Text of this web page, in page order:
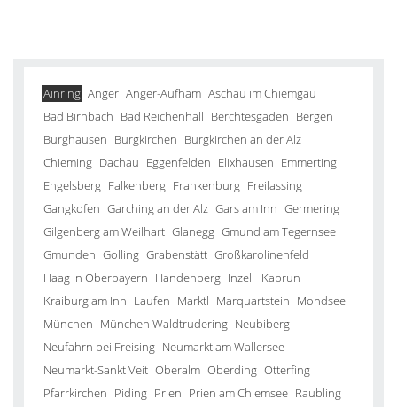
Ainring Anger Anger-Aufham Aschau im Chiemgau
Bad Birnbach Bad Reichenhall Berchtesgaden Bergen
Burghausen Burgkirchen Burgkirchen an der Alz
Chieming Dachau Eggenfelden Elixhausen Emmerting
Engelsberg Falkenberg Frankenburg Freilassing
Gangkofen Garching an der Alz Gars am Inn Germering
Gilgenberg am Weilhart Glanegg Gmund am Tegernsee
Gmunden Golling Grabenstätt Großkarolinenfeld
Haag in Oberbayern Handenberg Inzell Kaprun
Kraiburg am Inn Laufen Marktl Marquartstein Mondsee
München München Waldtrudering Neubiberg
Neufahrn bei Freising Neumarkt am Wallersee
Neumarkt-Sankt Veit Oberalm Oberding Otterfing
Pfarrkirchen Piding Prien Prien am Chiemsee Raubling